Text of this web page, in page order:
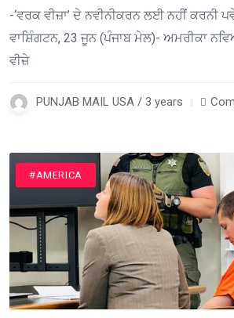
-‘ਵਰਕ ਵੀਜ਼ਾ’ ਦੇ ਨਵੀਨੀਕਰਨ ਲਈ ਨਹੀਂ ਕਰਨੀ
ਵਾਸ਼ਿੰਗਟਨ, 23 ਜੂਨ (ਪੰਜਾਬ ਮੇਲ)- ਅਮਰੀਕਾ
ਵੀਜ਼ੇ
PUNJAB MAIL USA / 3 years
#AMERICA